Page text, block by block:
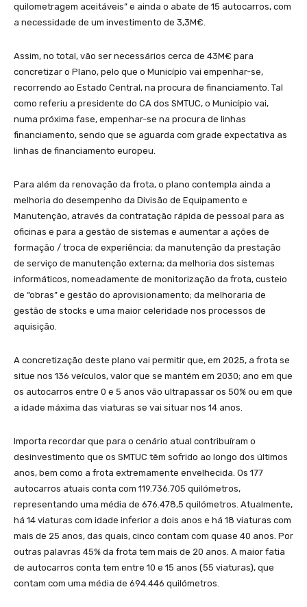
quilometragem aceitáveis” e ainda o abate de 15 autocarros, com
a necessidade de um investimento de 3,3M€.
Assim, no total, vão ser necessários cerca de 43M€ para
concretizar o Plano, pelo que o Município vai empenhar-se,
recorrendo ao Estado Central, na procura de financiamento. Tal
como referiu a presidente do CA dos SMTUC, o Município vai,
numa próxima fase, empenhar-se na procura de linhas
financiamento, sendo que se aguarda com grade expectativa as
linhas de financiamento europeu.
Para além da renovação da frota, o plano contempla ainda a
melhoria do desempenho da Divisão de Equipamento e
Manutenção, através da contratação rápida de pessoal para as
oficinas e para a gestão de sistemas e aumentar a ações de
formação / troca de experiência; da manutenção da prestação
de serviço de manutenção externa; da melhoria dos sistemas
informáticos, nomeadamente de monitorização da frota, custeio
de “obras” e gestão do aprovisionamento; da melhoraria de
gestão de stocks e uma maior celeridade nos processos de
aquisição.
A concretização deste plano vai permitir que, em 2025, a frota se
situe nos 136 veículos, valor que se mantém em 2030; ano em que
os autocarros entre 0 e 5 anos vão ultrapassar os 50% ou em que
a idade máxima das viaturas se vai situar nos 14 anos.
Importa recordar que para o cenário atual contribuíram o
desinvestimento que os SMTUC têm sofrido ao longo dos últimos
anos, bem como a frota extremamente envelhecida. Os 177
autocarros atuais conta com 119.736.705 quilómetros,
representando uma média de 676.478,5 quilómetros. Atualmente,
há 14 viaturas com idade inferior a dois anos e há 18 viaturas com
mais de 25 anos, das quais, cinco contam com quase 40 anos. Por
outras palavras 45% da frota tem mais de 20 anos. A maior fatia
de autocarros conta tem entre 10 e 15 anos (55 viaturas), que
contam com uma média de 694.446 quilómetros.